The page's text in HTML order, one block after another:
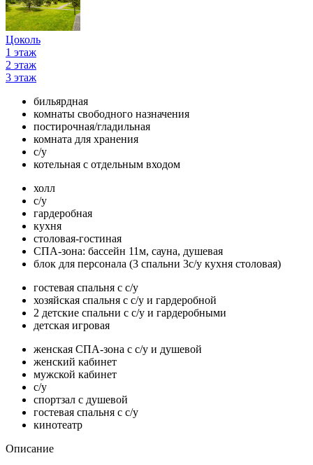
Цоколь
1 этаж
2 этаж
3 этаж
бильярдная
комнаты свободного назначения
постирочная/гладильная
комната для хранения
с/у
котельная с отдельным входом
холл
с/у
гардеробная
кухня
столовая-гостиная
СПА-зона: бассейн 11м, сауна, душевая
блок для персонала (3 спальни 3с/у кухня столовая)
гостевая спальня с с/у
хозяйская спальня с с/у и гардеробной
2 детские спальни с с/у и гардеробными
детская игровая
женская СПА-зона с с/у и душевой
женский кабинет
мужской кабинет
с/у
спортзал с душевой
гостевая спальня с с/у
кинотеатр
Описание